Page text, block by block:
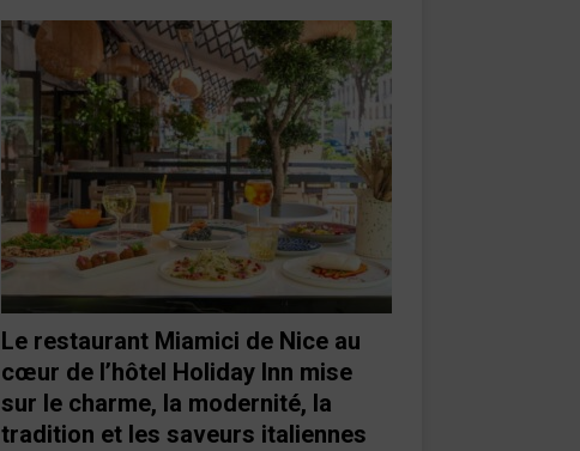
Le restaurant Miamici de Nice au
cœur de l’hôtel Holiday Inn mise
sur le charme, la modernité, la
tradition et les saveurs italiennes